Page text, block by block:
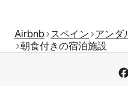
Airbnb スペイン アンダ
朝食付きの宿泊施設